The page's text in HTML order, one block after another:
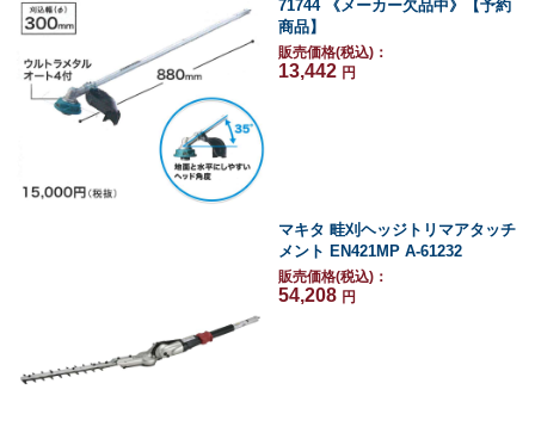
71744 《メーカー欠品中》【予約
商品】
販売価格(税込)：
13,442 円
マキタ 畦刈ヘッジトリマアタッチ
メント EN421MP A-61232
販売価格(税込)：
54,208 円